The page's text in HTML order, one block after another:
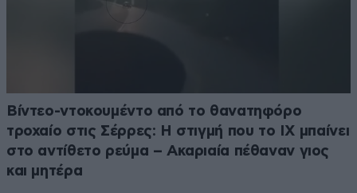
Βίντεο-ντοκουμέντο από το θανατηφόρο
τροχαίο στις Σέρρες: Η στιγμή που το ΙΧ μπαίνει
στο αντίθετο ρεύμα – Ακαριαία πέθαναν γιος
και μητέρα